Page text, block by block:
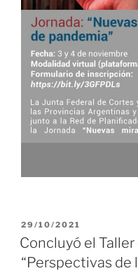
PUBLICADO
EL
29/10/2021
Concluyó el
“Perspectivas de